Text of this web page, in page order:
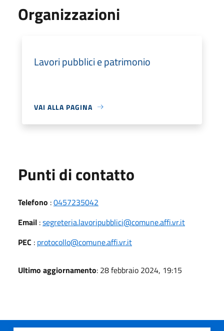
Organizzazioni
Lavori pubblici e patrimonio
VAI ALLA PAGINA
Punti di contatto
Telefono :0457235042
Email :segreteria.lavoripubblici@comune.affi.vr.it
PEC : protocollo@comune.affi.vr.it
Ultimo aggiornamento: 28 febbraio 2024, 19:15